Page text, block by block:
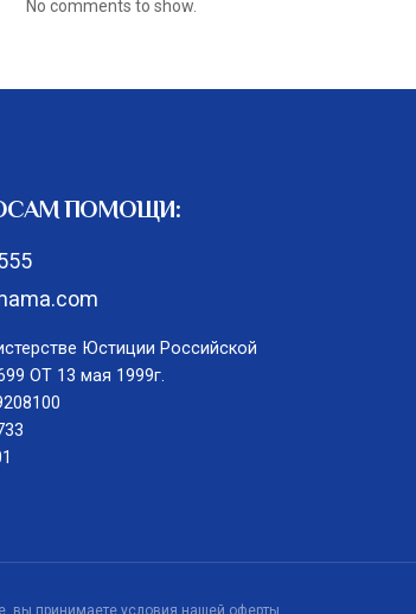
No comments to show.
ПОМОЩИ:
Юстиции Российской
ОТ 13 мая 1999г.
вы принимаете условия нашей оферты